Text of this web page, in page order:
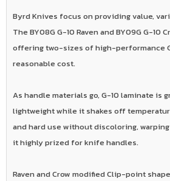
Byrd Knives focus on providing value,
The BY08G G-10 Raven and BY09G G-10
offering two-sizes of high-performance
reasonable cost.
As handle materials go, G-10 laminate is
lightweight while it shakes off
and hard use without discoloring,
it highly prized for knife handles.
Raven and Crow modified Clip-point